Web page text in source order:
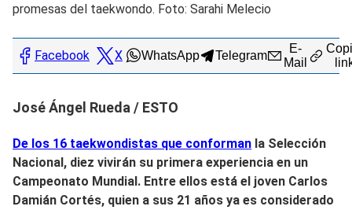
promesas del taekwondo. Foto: Sarahi Melecio
Facebook X WhatsApp Telegram
E-
Mail
José Ángel Rueda / ESTO
De los 16 taekwondistas que conforman la Selección
Nacional, diez vivirán su primera experiencia en un
Campeonato Mundial. Entre ellos está el joven Carlos
Damián Cortés, quien a sus 21 años ya es considerado